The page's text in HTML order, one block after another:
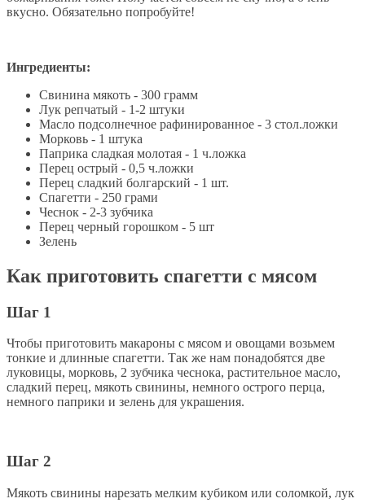
вкусно. Обязательно попробуйте!
Ингредиенты:
Свинина мякоть - 300 грамм
Лук репчатый - 1-2 штуки
Масло подсолнечное рафинированное - 3 стол.ложки
Морковь - 1 штука
Паприка сладкая молотая - 1 ч.ложка
Перец острый - 0,5 ч.ложки
Перец сладкий болгарский - 1 шт.
Спагетти - 250 грами
Чеснок - 2-3 зубчика
Перец черный горошком - 5 шт
Зелень
Как приготовить спагетти с мясом
Шаг 1
Чтобы приготовить макароны с мясом и овощами возьмем
тонкие и длинные спагетти. Так же нам понадобятся две
луковицы, морковь, 2 зубчика чеснока, растительное масло,
сладкий перец, мякоть свинины, немного острого перца,
немного паприки и зелень для украшения.
Шаг 2
Мякоть свинины нарезать мелким кубиком или соломкой, лук